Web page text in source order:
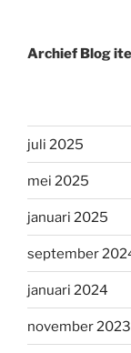
Archief Blog
juli 2025
mei 2025
januari 2025
september
januari 2024
november 2023